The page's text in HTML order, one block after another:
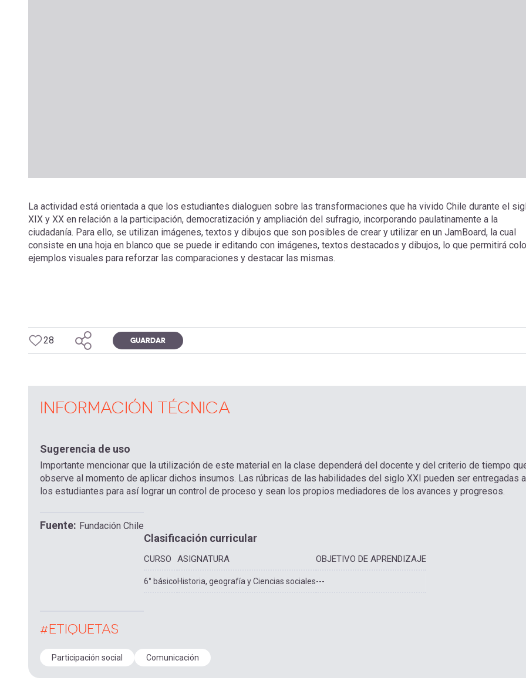
La actividad está orientada a que los estudiantes dialoguen sobre las transformaciones que ha vivido Chile durante el
XIX y XX en relación a la participación, democratización y ampliación del sufragio, incorporando paulatinamente a la
ciudadanía. Para ello, se utilizan imágenes, textos y dibujos que son posibles de crear y utilizar en un JamBoard, la cual
consiste en una hoja en blanco que se puede ir editando con imágenes, textos destacados y dibujos, lo que permitirá
ejemplos visuales para reforzar las comparaciones y destacar las mismas.
28 GUARDAR
INFORMACIÓN TÉCNICA
Sugerencia de uso
Importante mencionar que la utilización de este material en la clase dependerá del docente y del criterio de tiempo
observe al momento de aplicar dichos insumos. Las rúbricas de las habilidades del siglo XXI pueden ser entregadas a
los estudiantes para así lograr un control de proceso y sean los propios mediadores de los avances y progresos.
Fuente Fundación Chile
Clasificación curricular
CURSO ASIGNATURA OBJETIVO DE APRENDIZAJE
6° básicoHistoria, geografía y Ciencias sociales---
#ETIQUETAS
Participación social Comunicación